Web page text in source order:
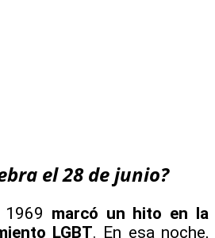
el 28 de junio?
marcó un hito en la
LGBT. En esa noche,